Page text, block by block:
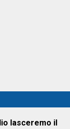
lasceremo il